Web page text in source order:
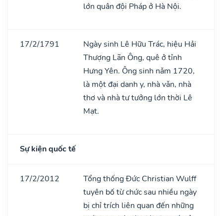
lớn quân đội Pháp ở Hà Nội.
17/2/1791
Ngày sinh Lê Hữu Trác, hiệu Hải
Thượng Lãn Ông, quê ở tỉnh
Hưng Yên. Ông sinh nǎm 1720,
là một đại danh y, nhà vǎn, nhà
thơ và nhà tư tưởng lớn thời Lê
Mạt.
Sự kiện quốc tế
17/2/2012
Tổng thống Đức Christian Wulff
tuyên bố từ chức sau nhiều ngày
bị chỉ trích liên quan đến những